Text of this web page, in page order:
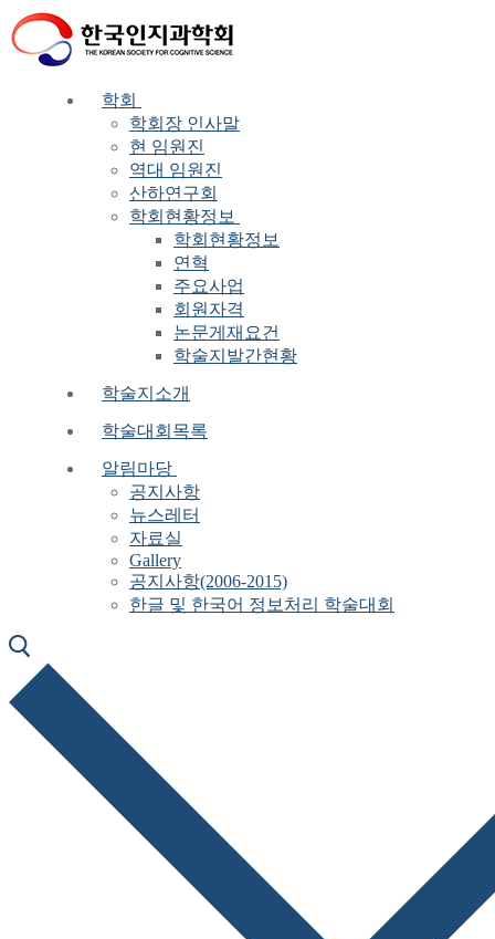
Skip
to
content
Menu
Close
학회
학회장 인사말
현 임원진
역대 임원진
산하연구회
학회현황정보
학회현황정보
연혁
주요사업
회원자격
논문게재요건
학술지발간현황
학술지소개
학술대회목록
알림마당
공지사항
뉴스레터
자료실
Gallery
공지사항(2006-2015)
한글 및 한국어 정보처리 학술대회